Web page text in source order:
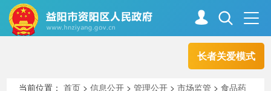
长者关爱模式
走进资阳
当前位置：首页 >信息公开 >管理公开 >市场监管 >食品药